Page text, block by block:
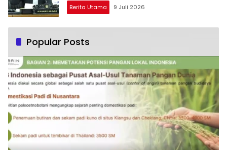
Berita Utama 9 Juli 2026
Popular Posts